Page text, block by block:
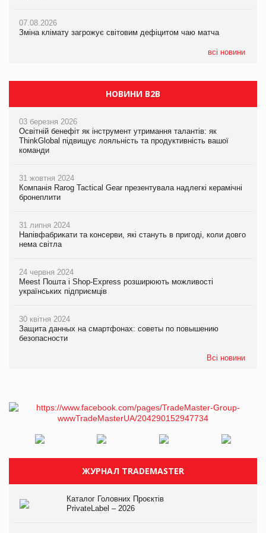
07.08.2026
Зміна клімату загрожує світовим дефіцитом чаю матча
всі новини
EVA.UA запустила кампанію «Хто б знав» про асортимент,
Kraft Heinz скоротила збиток у першому півріччі
НОВИНИ B2B
03 березня 2026
Освітній бенефіт як інструмент утримання талантів: як
ThinkGlobal підвищує лояльність та продуктивність вашої
команди
31 жовтня 2024
Компанія Rarog Tactical Gear презентувала надлегкі керамічні
бронеплити
31 липня 2024
Напівфабрикати та консерви, які стануть в пригоді, коли довго
нема світла
24 червня 2024
Meest Пошта і Shop-Express розширюють можливості
українських підприємців
30 квітня 2024
Защита данных на смартфонах: советы по повышению
безопасности
Всі новини
ЖУРНАЛ TRADEMASTER
Каталог Головних Проєктів
PrivateLabel – 2026